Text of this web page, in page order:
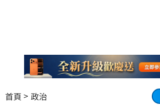
首頁 政治